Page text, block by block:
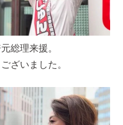
総理来援。
ざいました。